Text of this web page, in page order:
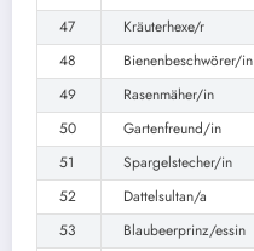
47
Kräuterhexe/r
48
Bienenbeschwörer/in
49
Rasenmäher/in
50
Gartenfreund/in
51
Spargelstecher/in
52
Dattelsultan/a
53
Blaubeerprinz/essin